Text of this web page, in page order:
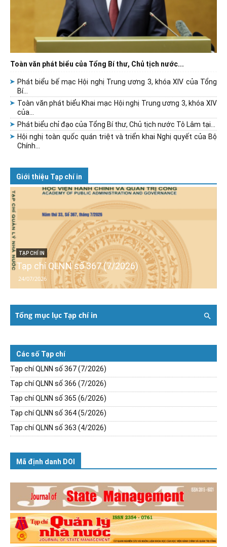
Toàn văn phát biểu của Tổng Bí thư, Chủ tịch nước...
Phát biểu bế mạc Hội nghị Trung ương 3, khóa XIV của Tổng
Bí...
Toàn văn phát biểu Khai mạc Hội nghị Trung ương 3, khóa XIV
của...
Phát biểu chỉ đạo của Tổng Bí thư, Chủ tịch nước Tô Lâm tại...
Hội nghị toàn quốc quán triệt và triển khai Nghị quyết của Bộ
Chính...
Giới thiệu Tạp chí in
TẠP CHÍ IN
Tạp chí QLNN số 367 (7/2026)
24/07/2026
Tổng mục lục Tạp chí in
Các số Tạp chí
Tạp chí QLNN số 367 (7/2026)
Tạp chí QLNN số 366 (7/2026)
Tạp chí QLNN số 365 (6/2026)
Tạp chí QLNN số 364 (5/2026)
Tạp chí QLNN số 363 (4/2026)
Mã định danh DOI